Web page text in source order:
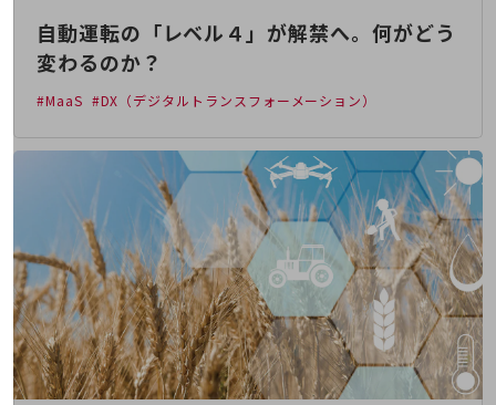
通信モジュール製品
衛星携帯電話
IOT完了済みメーカーブランド製品
料金TOP
ドコモBiz データ無制限 ドコモ MAX ドコモ mini ドコモBiz かけ放題
ケータイプラン
5Gデータプラス
データプラス
IoT向け回線料金
home5Gプラン
自動運転の「レベル４」が解禁へ。何がどう
変わるのか？
#MaaS #DX（デジタルトランスフォーメーション）